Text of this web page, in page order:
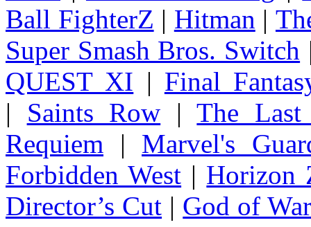
Ball FighterZ | Hitman |
Super Smash Bros. Switch
QUEST XI | Final
| Saints Row |The
Requiem | Marvel's
Forbidden West | Horizon
Director’s Cut | God of